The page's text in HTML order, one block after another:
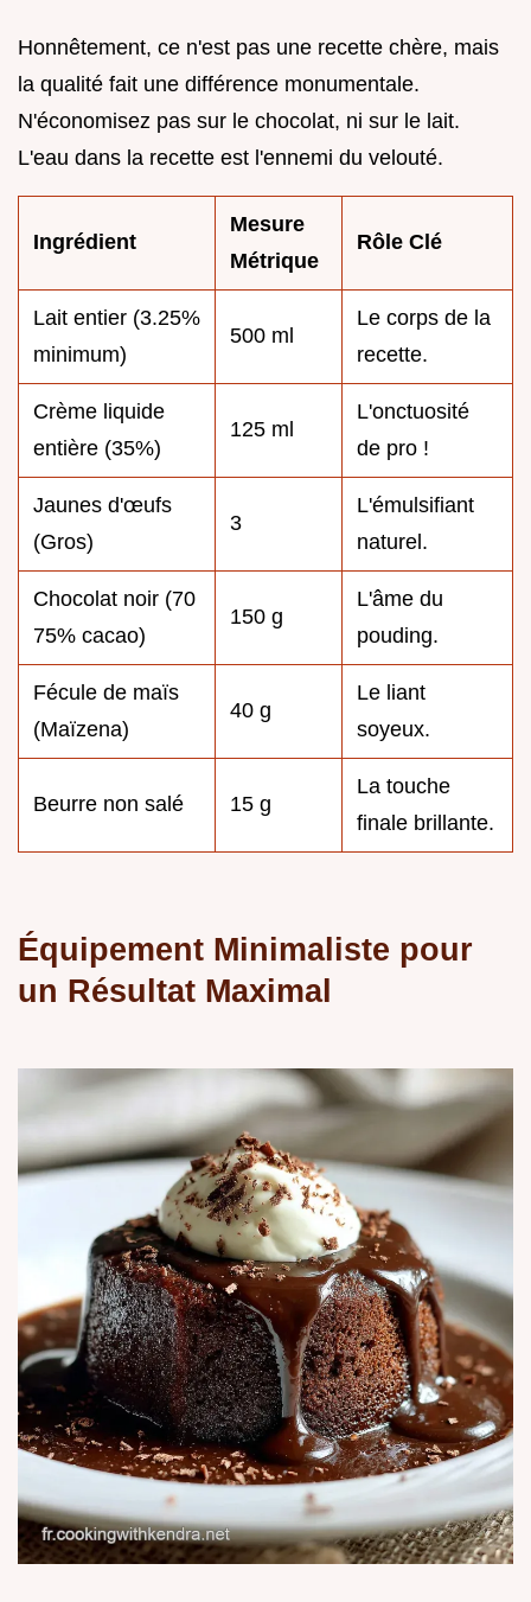
Honnêtement, ce n'est pas une recette chère, mais
la qualité fait une différence monumentale.
N'économisez pas sur le chocolat, ni sur le lait.
L'eau dans la recette est l'ennemi du velouté.
Ingrédient
Mesure
Métrique
Rôle Clé
Lait entier (3.25%
minimum)
500 ml
Le corps de la
recette.
Crème liquide
entière (35%)
125 ml
L'onctuosité
de pro !
Jaunes d'œufs
(Gros)
3
L'émulsifiant
naturel.
Chocolat noir (70
75% cacao)
150 g
L'âme du
pouding.
Fécule de maïs
(Maïzena)
40 g
Le liant
soyeux.
Beurre non salé 15 g
La touche
finale brillante.
Équipement Minimaliste pour
un Résultat Maximal